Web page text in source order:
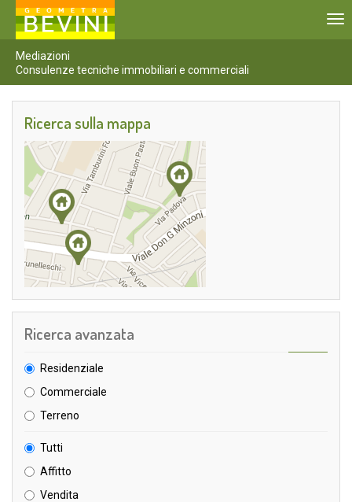
Mediazioni
Consulenze tecniche immobiliari e commerciali
Ricerca sulla mappa
Ricerca avanzata
Residenziale
Commerciale
Terreno
Tutti
Affitto
Vendita